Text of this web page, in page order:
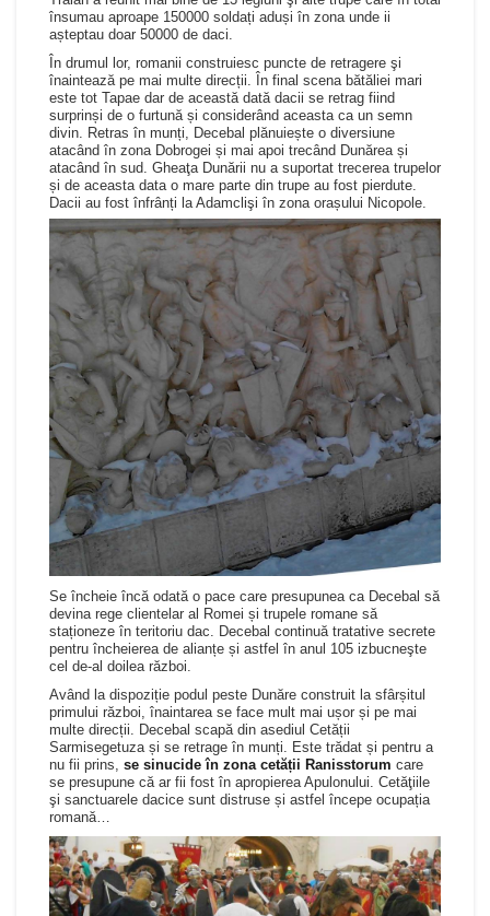
însumau aproape 150000 soldați aduși în zona unde ii
așteptau doar 50000 de daci.
În drumul lor, romanii construiesc puncte de retragere şi
înaintează pe mai multe direcții. În final scena bătăliei mari
este tot Tapae dar de această dată dacii se retrag fiind
surprinși de o furtună și considerând aceasta ca un semn
divin. Retras în munți, Decebal plănuiește o diversiune
atacând în zona Dobrogei și mai apoi trecând Dunărea și
atacând în sud. Gheaţa Dunării nu a suportat trecerea trupelor
și de aceasta data o mare parte din trupe au fost pierdute.
Dacii au fost înfrânți la Adamclişi în zona orașului Nicopole.
Se încheie încă odată o pace care presupunea ca Decebal să
devina rege clientelar al Romei și trupele romane să
staționeze în teritoriu dac. Decebal continuă tratative secrete
pentru încheierea de alianțe și astfel în anul 105 izbucneşte
cel de-al doilea război.
Având la dispoziție podul peste Dunăre construit la sfârșitul
primului război, înaintarea se face mult mai ușor și pe mai
multe direcții. Decebal scapă din asediul Cetății
Sarmisegetuza și se retrage în munți. Este trădat și pentru a
nu fii prins, se sinucide în zona cetății Ranisstorum care
se presupune că ar fii fost în apropierea Apulonului. Cetăţiile
şi sanctuarele dacice sunt distruse și astfel începe ocupația
romană…